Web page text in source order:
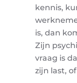
kennis,
is, dan
Zijn
vraag is
zijn last,